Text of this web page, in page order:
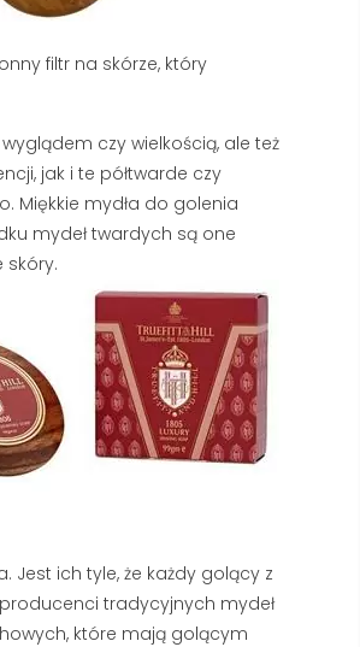
ale
w
Pierwsze linie na czole i
potrzebuje
Czytaj dalej
filtr na skórze, który
czy wielkością, ale też
jak i te półtwarde czy
Miękkie mydła do golenia
mydeł twardych są one
skóry.
ich tyle, że każdy golący z
tradycyjnych mydeł
które mają golącym